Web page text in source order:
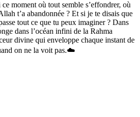
moment où tout semble s’effondrer, où
t’a abandonnée ? Et si je te disais que
tout ce que tu peux imaginer ? Dans
dans l’océan infini de la Rahma
divine qui enveloppe chaque instant de
on ne la voit pas.☁️